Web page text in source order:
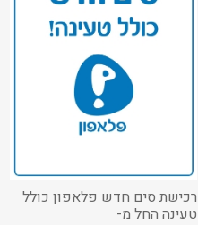
רכישת סים חדש פלאפון כולל
טעינה החל מ-